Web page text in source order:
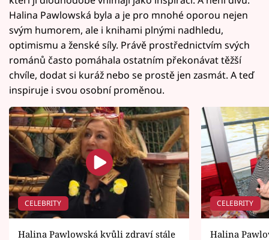
Halina Pawlowská byla a je pro mnohé oporou nejen
svým humorem, ale i knihami plnými nadhledu,
optimismu a ženské síly. Právě prostřednictvím svých
románů často pomáhala ostatním překonávat těžší
chvíle, dodat si kuráž nebo se prostě jen zasmát. A teď
inspiruje i svou osobní proměnou.
CELEBRITY
Halina Pawlowská kvůli zdraví stále
CELEBRITY
Halina